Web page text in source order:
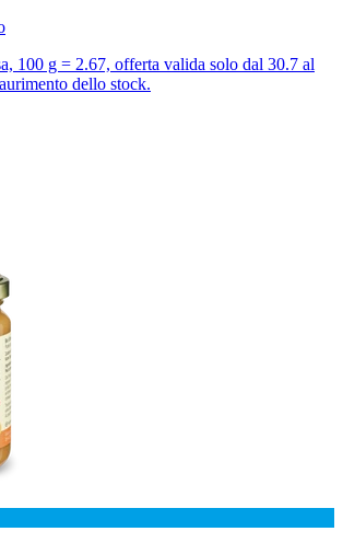
100 g = 2.67, offerta valida solo dal 30.7 al
dello stock.